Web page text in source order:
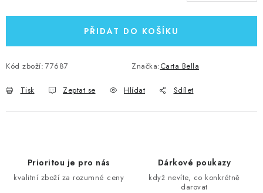
PŘIDAT DO KOŠÍKU
Kód zboží: 77687 Značka:Carta Bella
Tisk Zeptat se Hlídat Sdílet
Prioritou je pro nás
kvalitní zboží za rozumné ceny
Dárkové poukazy
když nevíte, co konkrétně
darovat